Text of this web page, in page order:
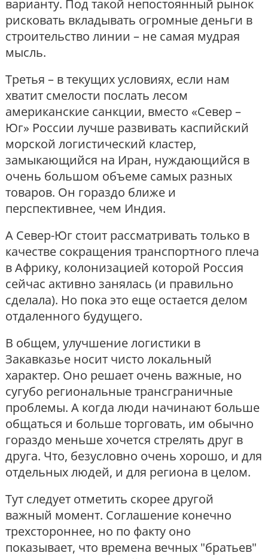
варианту. Под такой непостоянный рынок
рисковать вкладывать огромные деньги в
строительство линии – не самая мудрая
мысль.
Третья – в текущих условиях, если нам
хватит смелости послать лесом
американские санкции, вместо «Север –
Юг» России лучше развивать каспийский
морской логистический кластер,
замыкающийся на Иран, нуждающийся в
очень большом объеме самых разных
товаров. Он гораздо ближе и
перспективнее, чем Индия.
А Север-Юг стоит рассматривать только в
качестве сокращения транспортного плеча
в Африку, колонизацией которой Россия
сейчас активно занялась (и правильно
сделала). Но пока это еще остается делом
отдаленного будущего.
В общем, улучшение логистики в
Закавказье носит чисто локальный
характер. Оно решает очень важные, но
сугубо региональные трансграничные
проблемы. А когда люди начинают больше
общаться и больше торговать, им обычно
гораздо меньше хочется стрелять друг в
друга. Что, безусловно очень хорошо, и для
отдельных людей, и для региона в целом.
Тут следует отметить скорее другой
важный момент. Соглашение конечно
трехстороннее, но по факту оно
показывает, что времена вечных "братьев"